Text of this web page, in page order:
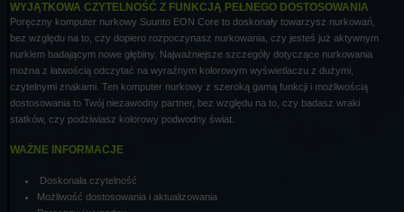
WYJĄTKOWA CZYTELNOŚĆ Z FUNKCJĄ PEŁNEGO DOSTOSOWANIA
Poręczny komputer nurkowy Suunto EON Core to doskonały towarzysz nurkowań,
bez względu na to, czy dopiero rozpoczynasz nurkowania, czy jesteś już aktywnym
nurkiem badającym nowe głębiny. Najważniejsze szczegóły dotyczące nurkowania
można z łatwością odczytać na wyraźnym kolorowym wyświetlaczu z dużymi,
czytelnymi znakami. Ten komputer nurkowy z szeroką gamą funkcji i możliwością
dostosowania to Twój niezawodny partner, bez względu na to, czy badasz wraki
statków, czy podziwiasz kolorowy podwodny świat.
WAŻNE INFORMACJE
Doskonała czytelność
Możliwość dostosowania i aktualizowania